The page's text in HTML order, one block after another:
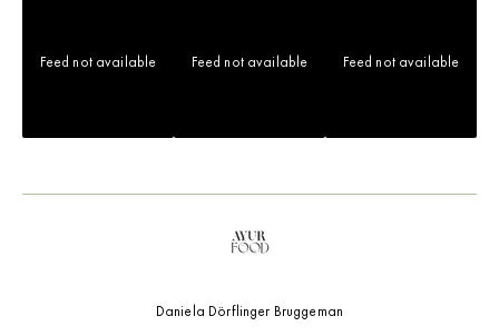
Feed not available Feed not available Feed not available
Daniela Dörflinger Bruggeman